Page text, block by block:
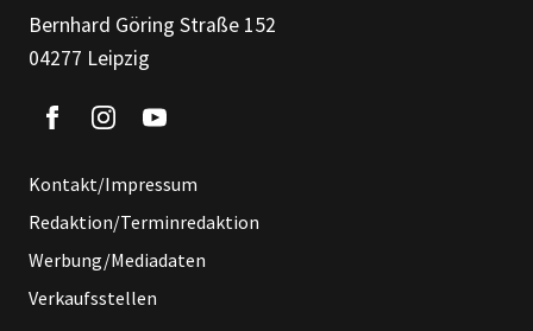
Bernhard Göring Straße 152
04277 Leipzig
Kontakt/Impressum
Redaktion/Terminredaktion
Werbung/Mediadaten
Verkaufsstellen